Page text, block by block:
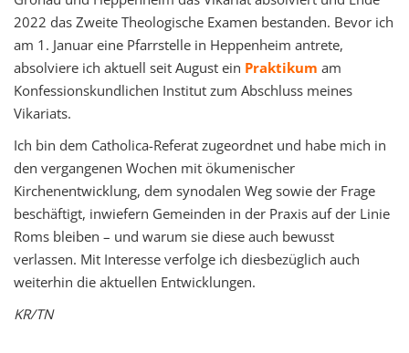
2022 das Zweite Theologische Examen bestanden. Bevor ich
am 1. Januar eine Pfarrstelle in Heppenheim antrete,
absolviere ich aktuell seit August ein Praktikum am
Konfessionskundlichen Institut zum Abschluss meines
Vikariats.
Ich bin dem Catholica-Referat zugeordnet und habe mich in
den vergangenen Wochen mit ökumenischer
Kirchenentwicklung, dem synodalen Weg sowie der Frage
beschäftigt, inwiefern Gemeinden in der Praxis auf der Linie
Roms bleiben – und warum sie diese auch bewusst
verlassen. Mit Interesse verfolge ich diesbezüglich auch
weiterhin die aktuellen Entwicklungen.
KR/TN